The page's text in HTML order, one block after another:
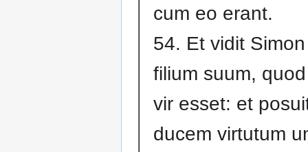
cum eo erant.
54. Et vidit
filium suum,
vir esset: et
ducem virtutum